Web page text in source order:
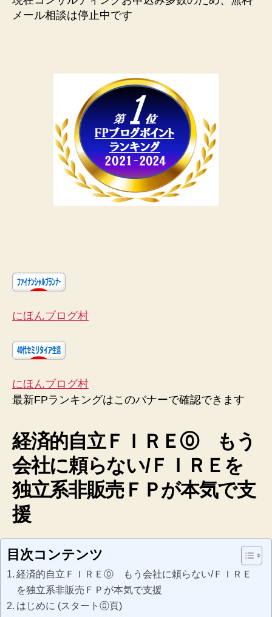
メール相談は停止中です
にほんブログ村
にほんブログ村
最新FPランキングはこのバナーで確認できます
経済的自立ＦＩＲＥ⓪ もう
会社に頼らない/ＦＩＲＥを
独立系非販売ＦＰが本気で支
援
目次コンテンツ
経済的自立ＦＩＲＥ⓪ もう会社に頼らない/ＦＩＲＥ
を独立系非販売ＦＰが本気で支援
はじめに (スタート⓪頁)